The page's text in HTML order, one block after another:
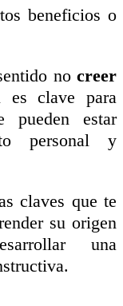
beneficios o
nocreer
clave para
pueden estar
personal y
claves que te
su origen
una